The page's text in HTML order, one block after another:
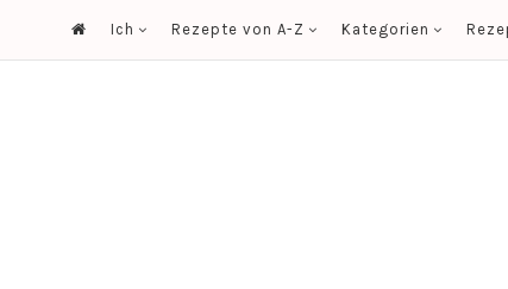
Ich Rezepte von A-Z Kategorien